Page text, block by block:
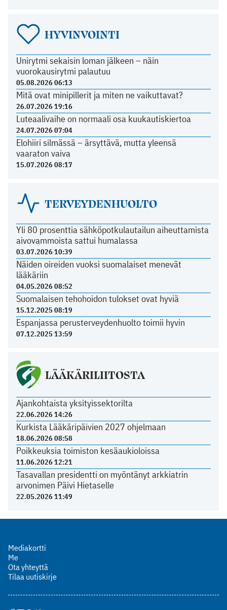
HYVINVOINTI
Unirytmi sekaisin loman jälkeen – näin
vuorokausirytmi palautuu
05.08.2026 06:13
Mitä ovat minipillerit ja miten ne vaikuttavat?
26.07.2026 19:16
Luteaalivaihe on normaali osa kuukautiskiertoa
24.07.2026 07:04
Elohiiri silmässä – ärsyttävä, mutta yleensä
vaaraton vaiva
15.07.2026 08:17
TERVEYDENHUOLTO
Yli 80 prosenttia sähköpotkulautailun aiheuttamista
aivovammoista sattui humalassa
03.07.2026 10:39
Näiden oireiden vuoksi suomalaiset menevät
lääkäriin
04.05.2026 08:52
Suomalaisen tehohoidon tulokset ovat hyviä
15.12.2025 08:19
Espanjassa perusterveydenhuolto toimii hyvin
07.12.2025 13:59
LÄÄKÄRILIITOSTA
Ajankohtaista yksityissektorilta
22.06.2026 14:26
Kurkista Lääkäripäivien 2027 ohjelmaan
18.06.2026 08:58
Poikkeuksia toimiston kesäaukioloissa
11.06.2026 12:21
Tasavallan presidentti on myöntänyt arkkiatrin
arvonimen Päivi Hietaselle
22.05.2026 11:49
Mediakortti
Me
Ota yhteyttä
Tilaa uutiskirje